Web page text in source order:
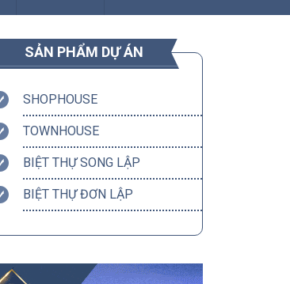
SẢN PHẨM DỰ ÁN
SHOPHOUSE
TOWNHOUSE
BIỆT THỰ SONG LẬP
BIỆT THỰ ĐƠN LẬP